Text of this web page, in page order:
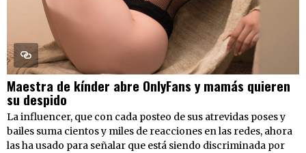
Maestra de kínder abre OnlyFans y mamás quieren
su despido
La influencer, que con cada posteo de sus atrevidas poses y
bailes suma cientos y miles de reacciones en las redes, ahora
las ha usado para señalar que está siendo discriminada por